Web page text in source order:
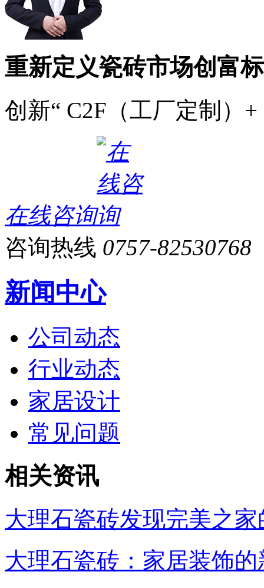
重新定义瓷砖市场创富
创新“ C2F（工厂定制）
在线咨询
咨询热线 0757-82530768
新闻中心
公司动态
行业动态
家居设计
常见问题
相关资讯
大理石瓷砖发现完美之家
大理石瓷砖：家居装饰的